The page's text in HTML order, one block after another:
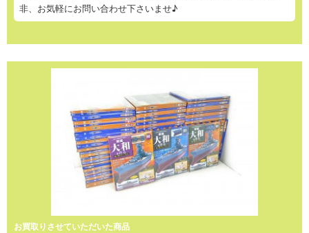
非、お気軽にお問い合わせ下さいませ♪
お買取りさせていただいた商品